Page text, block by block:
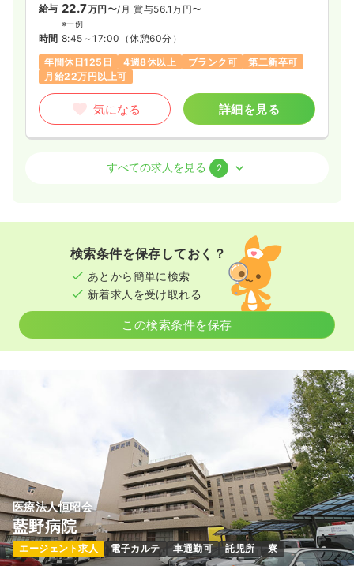
給与 22.7万円〜/月 賞与56.1万円〜
※一例
時間 8:45～17:00 （休憩60分）
年間休日125日
4週8休以上 ブランク可
第二新卒可
月給22万円以上可
気になる 詳細を見る
正・准看護師
8:45～17:00（休憩60分）
日祝休み
年間休日125日
担当業務未経験可
ブランク可
第二新卒可 月給26万円以上可
気になる 詳細を見る
一時募集休止
（休憩60分）
担当業務未経験可 ブランク可
第二新卒可
時給1,700円以上可
気になる 詳細を見る
すべての求人を見る 2
検索条件を保存しておく？
あとから簡単に検索
新着求人を受け取れる
この検索条件を保存
医療法人恒昭会
藍野病院
エージェント求人 電子カルテ 車通勤可 託児所 寮